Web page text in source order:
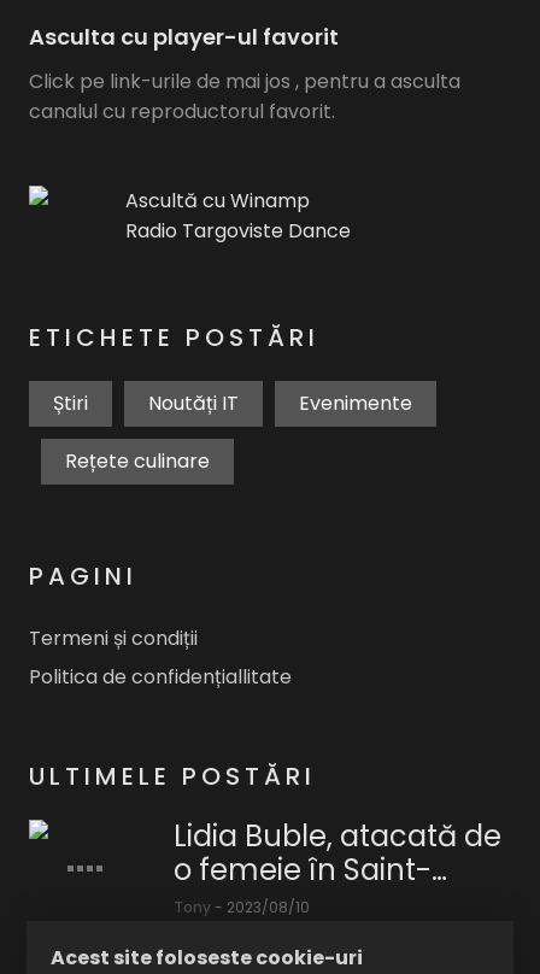
Asculta cu player-ul favorit
Click pe link-urile de mai jos , pentru a asculta
canalul cu reproductorul favorit.
Ascultă cu Winamp
Radio Targoviste Dance
ETICHETE POSTĂRI
Știri Noutăți IT Evenimente
Rețete culinare
PAGINI
Termeni și condiții
Politica de confidențiallitate
ULTIMELE POSTĂRI
Lidia Buble, atacată de
o femeie în Saint-
Tropez. Artista a
Tony - 2023/08/10
Acest site foloseste cookie-uri